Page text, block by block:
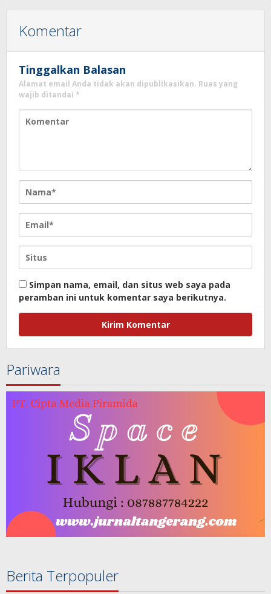
Komentar
Tinggalkan Balasan
Alamat email Anda tidak akan dipublikasikan. Ruas yang
wajib ditandai *
Simpan nama, email, dan situs web saya pada
peramban ini untuk komentar saya berikutnya.
Pariwara
Berita Terpopuler